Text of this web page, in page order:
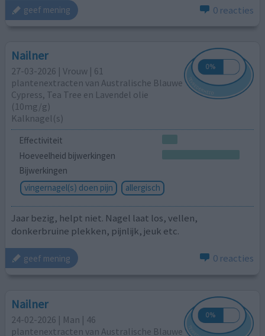
geef mening 0 reacties
Nailner
27-03-2026 | Vrouw | 61
plantenextracten van Australische Blauwe
Cypress, Tea Tree en Lavendel olie
(10mg/g)
Kalknagel(s)
Effectiviteit
Hoeveelheid bijwerkingen
Bijwerkingen
vingernagel(s) doen pijn
allergisch
Jaar bezig, helpt niet. Nagel laat los, vellen,
donkerbruine plekken, pijnlijk, jeuk etc.
geef mening 0 reacties
Nailner
24-02-2026 | Man | 46
plantenextracten van Australische Blauwe